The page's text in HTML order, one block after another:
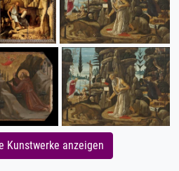
Kunstwerke anzeigen